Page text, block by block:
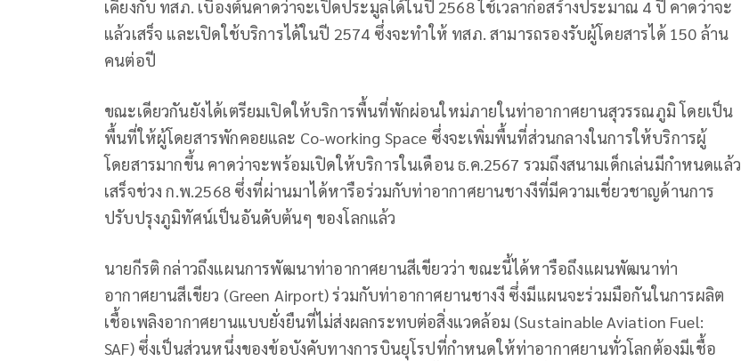
เคียงกับ ทสภ. เบื้องต้นคาดว่าจะเปิดประมูลได้ในปี 2568 ใช้เวลาก่อสร้างประมาณ 4 ปี คาดว่าจะ
แล้วเสร็จ และเปิดใช้บริการได้ในปี 2574 ซึ่งจะทำให้ ทสภ. สามารถรองรับผู้โดยสารได้ 150 ล้าน
คนต่อปี
ขณะเดียวกันยังได้เตรียมเปิดให้บริการพื้นที่พักผ่อนใหม่ภายในท่าอากาศยานสุวรรณภูมิ โดยเป็น
พื้นที่ให้ผู้โดยสารพักคอยและ Co-working Space ซึ่งจะเพิ่มพื้นที่ส่วนกลางในการให้บริการผู้
โดยสารมากขึ้น คาดว่าจะพร้อมเปิดให้บริการในเดือน ธ.ค.2567 รวมถึงสนามเด็กเล่นมีกำหนดแล้ว
เสร็จช่วง ก.พ.2568 ซึ่งที่ผ่านมาได้หารือร่วมกับท่าอากาศยานชางงีที่มีความเชี่ยวชาญด้านการ
ปรับปรุงภูมิทัศน์เป็นอันดับต้นๆ ของโลกแล้ว
นายกีรติ กล่าวถึงแผนการพัฒนาท่าอากาศยานสีเขียวว่า ขณะนี้ได้หารือถึงแผนพัฒนาท่า
อากาศยานสีเขียว (Green Airport) ร่วมกับท่าอากาศยานชางงี ซึ่งมีแผนจะร่วมมือกันในการผลิต
เชื้อเพลิงอากาศยานแบบยั่งยืนที่ไม่ส่งผลกระทบต่อสิ่งแวดล้อม (Sustainable Aviation Fuel:
SAF) ซึ่งเป็นส่วนหนึ่งของข้อบังคับทางการบินยุโรปที่กำหนดให้ท่าอากาศยานทั่วโลกต้องมีเชื้อ